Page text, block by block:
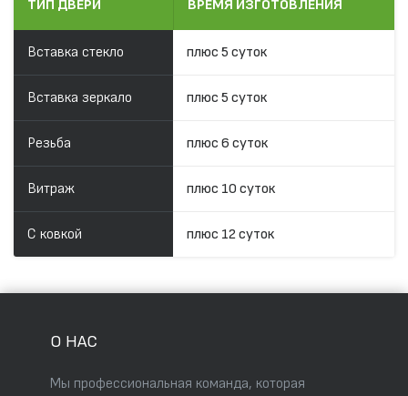
ТИП ДВЕРИ ВРЕМЯ ИЗГОТОВЛЕНИЯ
Вставка стекло плюс 5 суток
Вставка зеркало плюс 5 суток
Резьба плюс 6 суток
Витраж плюс 10 суток
С ковкой плюс 12 суток
О НАС
Мы профессиональная команда, которая